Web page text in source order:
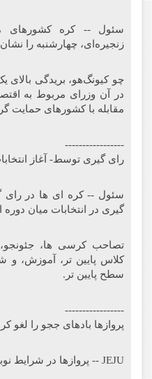
سئول -- کره کشور‌های
زنجیره‌ای، چهارشنبه را
چو کیونگ‌هو، بریدگی
در آن وزرای مربوط به
مقابله با کشورهای حمایت
-----------------
رای گیری توسط- آغاز
سئول -- کره ای ها در رای
گیری در انتخابات میان دوره
کلاس پایین تر، آموزش،
سطح پایین تر.
-----------------
پروازها بادهای ججو را لغو
JEJU -- پروازها در شرایط نوبتی چهارشنبه ججو بودند.